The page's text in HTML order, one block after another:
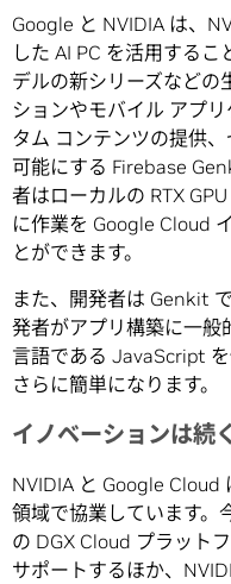
Google と NVIDIA は、
した AI PC を活用する
デルの新シリーズなどの
ションやモバイル アプ
タム コンテンツの提供
可能にする Firebase
者はローカルの RTX
に作業を Google Cloud
とができます。
また、開発者は Genkit
発者がアプリ構築に一般
言語である JavaScript
さらに簡単になります。
イノベーションは続
NVIDIA と Google Cloud
領域で協業しています。
の DGX Cloud プラット
サポートするほか、